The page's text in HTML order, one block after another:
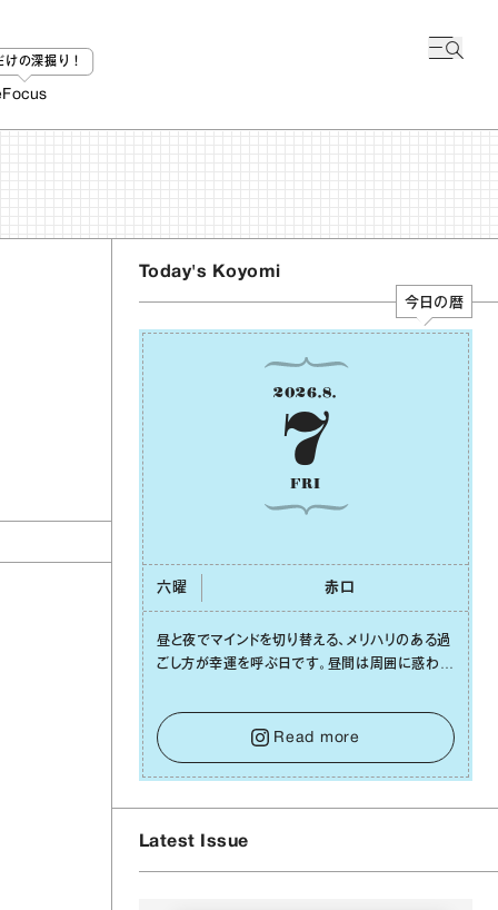
けの深掘り！
Focus
Today's Koyomi
今日の暦
2026.8.
7
FRI
六曜 ⾚⼝
昼と夜でマインドを切り替える、メリハリのある過
ごし⽅が幸運を呼ぶ⽇です。昼間は周囲に惑わさ
をキープして。そして夜は、疲れや寂しさから⽢
い⾔葉に流されないよう、⼼にしっかりブレーキ
をかけること。この意識の切り替えが、あなたに
確かな安⼼感をもたらすはずです。
Read more
Latest Issue